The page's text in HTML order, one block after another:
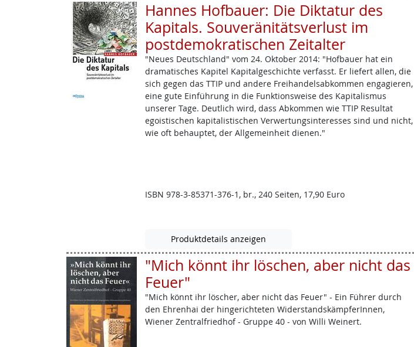
Hannes Hofbauer: Die Diktatur des
Kapitals. Souveränitätsverlust im
postdemokratischen Zeitalter
"Neues Deutschland" vom 24. Oktober 2014: "Hofbauer hat ein
dramatisches Kapitel Kapitalgeschichte verfasst. Er liefert allen, die
sich gegen das TTIP und andere Freihandelsabkommen engagieren,
eine gute Einführung in die Funktionsweise des Kapitalismus
unserer Tage. Deutlich wird, dass Abkommen wie TTIP Resultat
egoistischen kapitalistischen Verwertungsinteresses sind und nicht,
wie oft behauptet, der Allgemeinheit dienen."
ISBN 978-3-85371-376-1, br., 240 Seiten, 17,90 Euro
Produktdetails anzeigen
"Mich könnt ihr löschen, aber nicht das
Feuer"
"Mich könnt ihr löscher, aber nicht das Feuer" - Ein Führer durch
den Ehrenhai der hingerichteten WiderstandskämpferInnen,
Wiener Zentralfriedhof - Gruppe 40 - von Willi Weinert.